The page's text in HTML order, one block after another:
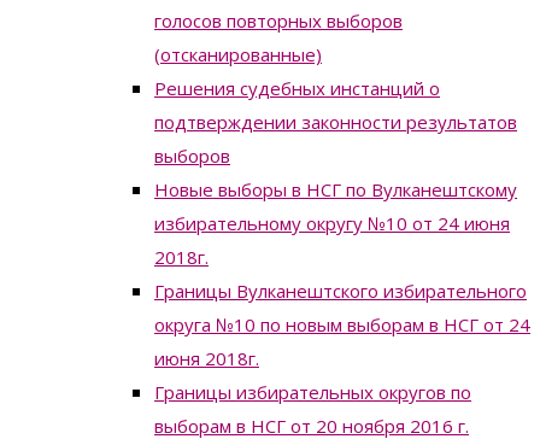
голосов повторных выборов
(отсканированные)
Решения судебных инстанций о
подтверждении законности результатов
выборов
Новые выборы в НСГ по Вулканештскому
избирательному округу №10 от 24 июня
2018г.
Границы Вулканештского избирательного
округа №10 по новым выборам в НСГ от 24
июня 2018г.
Границы избирательных округов по
выборам в НСГ от 20 ноября 2016 г.